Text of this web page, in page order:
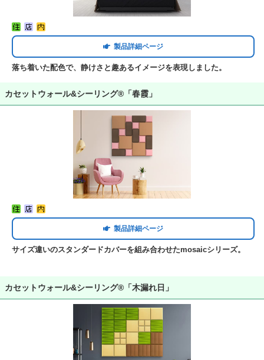
製品詳細ページ
落ち着いた配色で、静けさと趣あるイメージを表現しました。
カセットウォール&シーリング®「春霞」
製品詳細ページ
サイズ違いのスタンダードカバーを組み合わせたmosaicシリーズ。
カセットウォール&シーリング®「木漏れ日」